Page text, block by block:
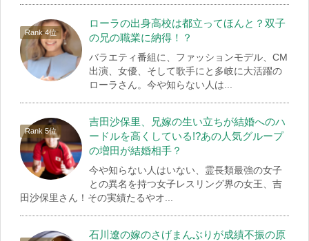
ローラの出身高校は都立ってほんと？双子
の兄の職業に納得！？
バラエティ番組に、ファッションモデル、CM
出演、女優、そして歌手にと多岐に大活躍の
ローラさん。今や知らない人は...
吉田沙保里、兄嫁の生い立ちが結婚へのハ
ードルを高くしている!?あの人気グループ
の増田が結婚相手？
今や知らない人はいない、霊長類最強の女子
との異名を持つ女子レスリング界の女王、吉
田沙保里さん！その実績たるやオ...
石川遼の嫁のさげまんぶりが成績不振の原